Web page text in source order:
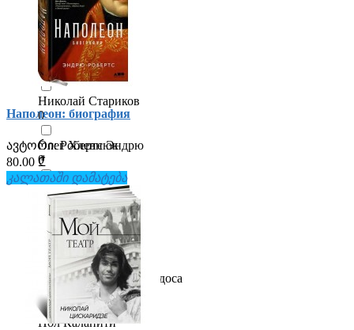
Наталия Семенова
0
Ник Вуйчич
0
Николай Стариков
0
Олег Хлевнюк
0
Отто фон Бисмарк
Пауло Коэльо
Плинио Апулейо Мендоса
Пол Каланити
Наполеон: биография
ავტორი:Робертс Эндрю
80.00 ₾
კალათაში დამატება